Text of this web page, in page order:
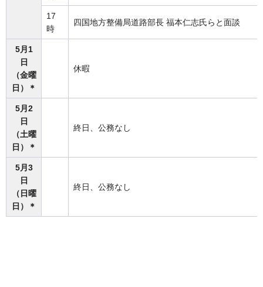
17
時
四国地方整備局道路部長 福本仁志氏らと面談
5月1
日
（金曜
日）＊
休暇
5月2
日
（土曜
日）＊
終日、公務なし
5月3
日
（日曜
日）＊
終日、公務なし